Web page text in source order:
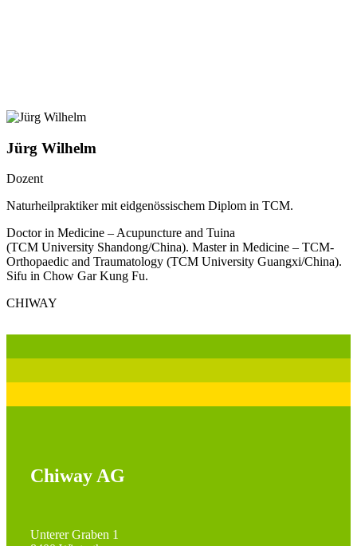
Jürg Wilhelm
Dozent
Naturheilpraktiker mit eidgenössischem Diplom in TCM.
Doctor in Medicine – Acupuncture and Tuina
(TCM University Shandong/China). Master in Medicine – TCM-
Orthopaedic and Traumatology (TCM University Guangxi/China).
Sifu in Chow Gar Kung Fu.
CHIWAY
Chiway AG
Unterer Graben 1